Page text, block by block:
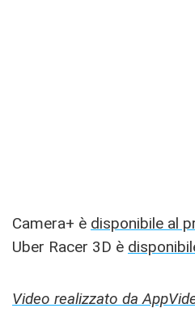
Camera+ è disponibile al
Uber Racer 3D è
Video realizzato da